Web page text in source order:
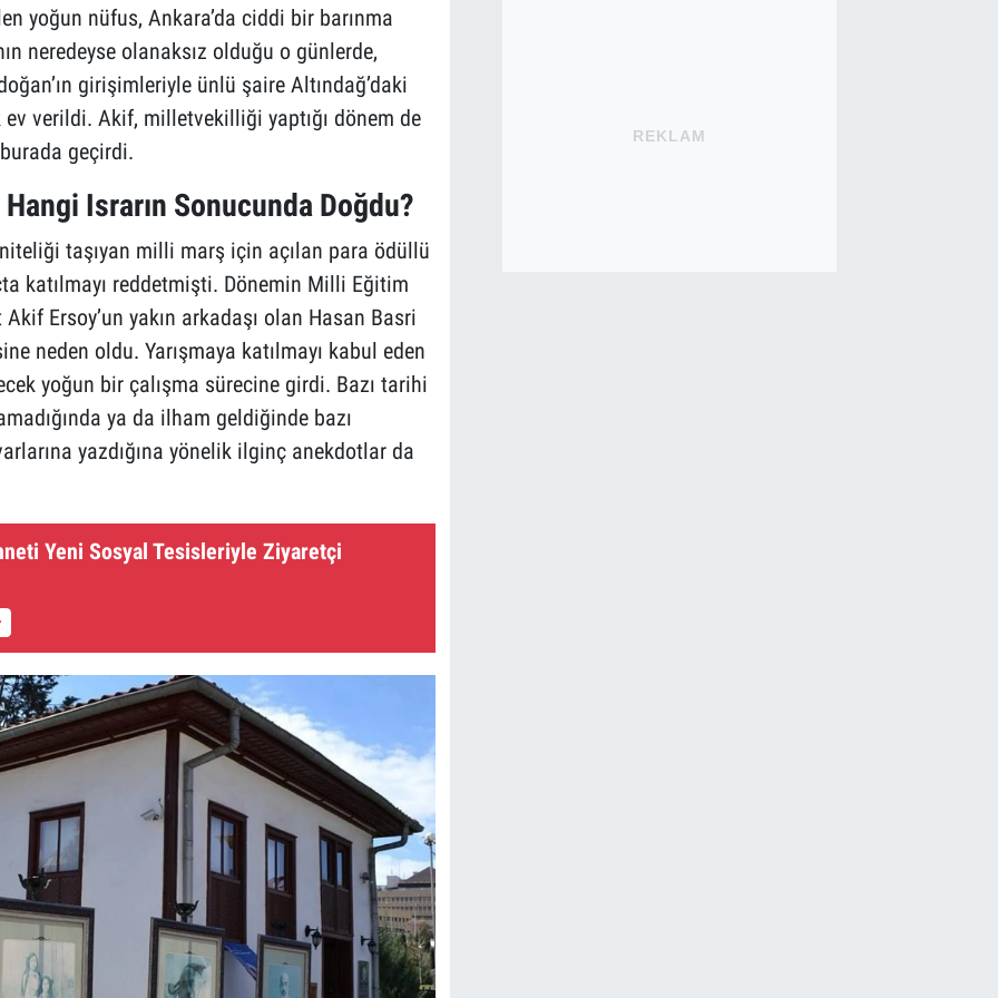
yoğun nüfus, Ankara’da ciddi bir barınma
neredeyse olanaksız olduğu o günlerde,
girişimleriyle ünlü şaire Altındağ’daki
verildi. Akif, milletvekilliği yaptığı dönem de
geçirdi.
Israrın Sonucunda Doğdu?
taşıyan milli marş için açılan para ödüllü
katılmayı reddetmişti. Dönemin Milli Eğitim
Ersoy’un yakın arkadaşı olan Hasan Basri
neden oldu. Yarışmaya katılmayı kabul eden
yoğun bir çalışma sürecine girdi. Bazı tarihi
ya da ilham geldiğinde bazı
yazdığına yönelik ilginç anekdotlar da
Yeni Sosyal Tesisleriyle Ziyaretçi
REKLAM